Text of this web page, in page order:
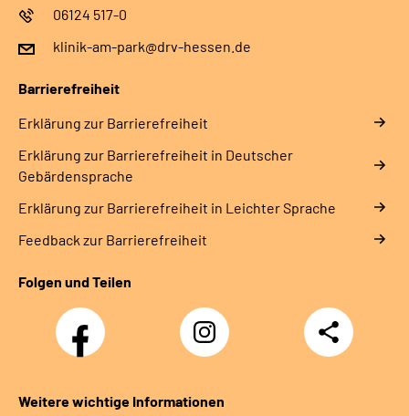
06124 517-0
klinik-am-park@drv-hessen.de
Barrierefreiheit
Erklärung zur Barrierefreiheit
Erklärung zur Barrierefreiheit in Deutscher
Gebärdensprache
Erklärung zur Barrierefreiheit in Leichter Sprache
Feedback zur Barrierefreiheit
Folgen und Teilen
Facebook Instagram
Teilen
Weitere wichtige Informationen